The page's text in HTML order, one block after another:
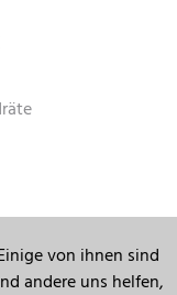
von ihnen sind
andere uns helfen,